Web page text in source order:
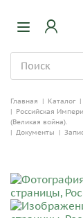
Главная | Каталог |
| Российская
(Великая война).
| Документы |